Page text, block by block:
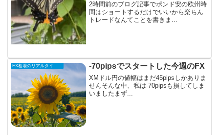
2時間前のブログ記事でポンド安の欧州時
間はショートするだけでいいから楽ちん
トレードなんてことを書きま...
-70pipsでスタートした今週のFX
XMドル円の値幅はまだ45pipsしかありま
せんそんな中、私は-70pipsも損してしま
いましたまず...